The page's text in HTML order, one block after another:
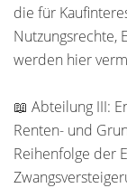
die für
Nutzungsrechte,
werden hier
📖 Abteilung III:
Renten- und
Reihenfolge der